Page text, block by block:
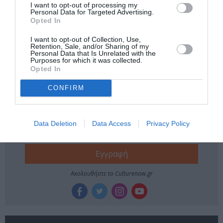
I want to opt-out of processing my
Personal Data for Targeted Advertising.
Opted In
I want to opt-out of Collection, Use,
Retention, Sale, and/or Sharing of my
Personal Data that Is Unrelated with the
Purposes for which it was collected.
Opted In
CONFIRM
Data Deletion Data Access Privacy Policy
Tags
PÖLKAR
POP - ROCK - ALTERNATIVE
ΓΙΩΡΓΟΣ ΠΑΠΑΓΕΩΡΓΙΟΥ
ΣΥΝΑΥΛΙΕΣ 2024
Newsletter
Κάθε βδομάδα στο e-mail σας τα τελευταία νέα για
Ακολουθήστε το Culturenow.gr